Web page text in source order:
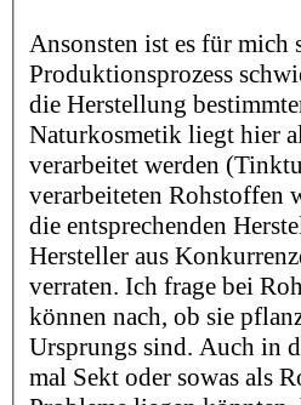
Ansonsten ist es für mich
Produktionsprozess
die Herstellung
Naturkosmetik liegt hier
verarbeitet werden
verarbeiteten Rohstoffen
die entsprechenden
Hersteller aus
verraten. Ich frage bei
können nach, ob sie
Ursprungs sind. Auch in
mal Sekt oder sowas als